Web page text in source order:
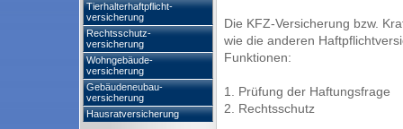
Tierhalterhaftpflicht-
versicherung
Rechtsschutz-
versicherung
Wohngebäude-
versicherung
Gebäudeneubau-
versicherung
Hausratversicherung
Die KFZ-Versicherung bzw.
wie die anderen
Funktionen:
1. Prüfung der Haftungsfrage
2. Rechtsschutz